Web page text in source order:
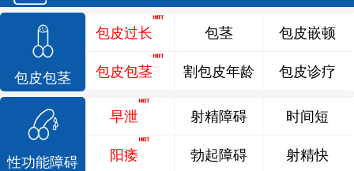
包皮包茎
包皮过长
包皮包茎
包茎
割包皮年龄
包皮嵌顿
包皮诊疗
性功能障碍
早泄
阳痿
射精障碍
勃起障碍
时间短
射精快